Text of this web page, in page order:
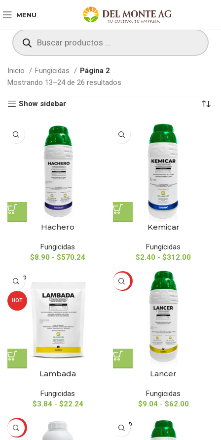
MENU
Inicio Fungicidas
Página 2
Mostrando 13–24 de 26 resultados
Show sidebar
Hachero
Fungicidas
$8.90 - $570.24
Kemicar
Fungicidas
$2.40 - $312.00
SOLD
OUT
HOT
Lambada
Fungicidas
$3.84 - $22.24
HOT
Lancer
Fungicidas
$9.04 - $62.00
HOT
SOLD
OUT